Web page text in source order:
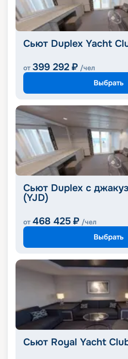
Сьют Duplex Yacht
от 399 292 ₽ /чел
Выбрать
Сьют Duplex с
(YJD)
от 468 425 ₽ /чел
Выбрать
Сьют Royal Yacht